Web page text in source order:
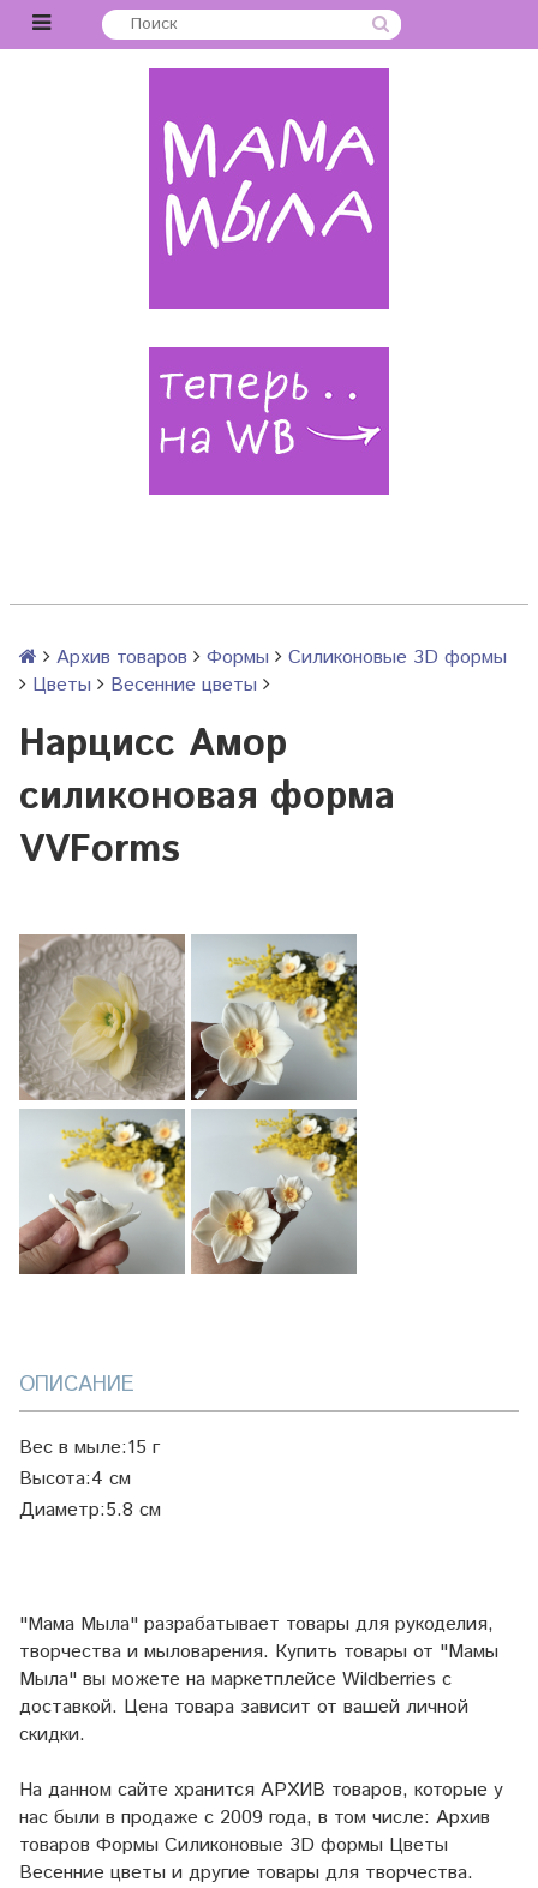
Архив товаров Формы
Силиконовые 3D формы
Цветы
Весенние цветы
Нарцисс Амор
силиконовая форма
VVForms
ОПИСАНИЕ
Вес в мыле:15 г
Высота:4 см
Диаметр:5.8 см
"Мама Мыла" разрабатывает товары для рукоделия,
творчества и мыловарения. Купить товары от "Мамы
Мыла" вы можете на маркетплейсе Wildberries с
доставкой. Цена товара зависит от вашей личной
скидки.
На данном сайте хранится АРХИВ товаров, которые у
нас были в продаже с 2009 года, в том числе: Архив
товаров Формы Силиконовые 3D формы Цветы
Весенние цветы и другие товары для творчества.